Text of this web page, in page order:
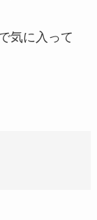
気に入って